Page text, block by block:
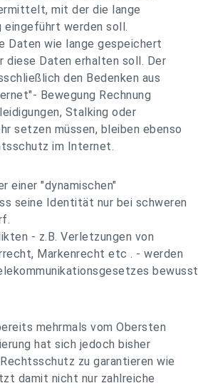
mit der die lange
werden soll.
Daten wie lange gespeichert
diese Daten erhalten soll. Der
den Bedenken aus
Bewegung Rechnung
Stalking oder
setzen müssen, bleiben ebenso
im Internet.
einer "dynamischen"
seine Identität nur bei schweren
- z.B. Verletzungen von
Markenrecht etc . - werden
bewusst
mehrmals vom Obersten
hat sich jedoch bisher
zu garantieren wie
damit nicht nur zahlreiche